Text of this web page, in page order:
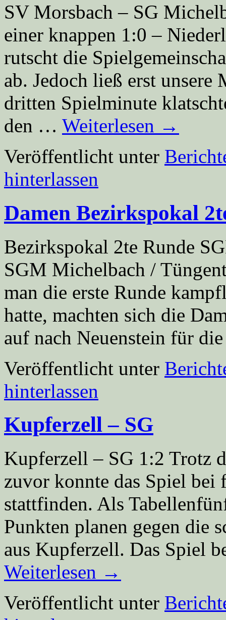
SV Morsbach – SG
einer knappen 1:0 –
rutscht die
ab. Jedoch ließ erst
dritten Spielminute
den … Weiterlesen →
Veröffentlicht unter
hinterlassen
Damen Bezirkspokal
Bezirkspokal 2te Runde
SGM Michelbach /
man die erste Runde
hatte, machten sich die
auf nach Neuenstein für
Veröffentlicht unter
hinterlassen
Kupferzell – SG
Kupferzell – SG 1:2 Trotz
zuvor konnte das Spiel bei
stattfinden. Als
Punkten planen gegen die
aus Kupferzell. Das Spiel
Weiterlesen →
Veröffentlicht unter